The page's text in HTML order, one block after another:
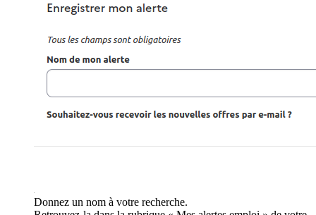
Donnez un nom à votre recherche.